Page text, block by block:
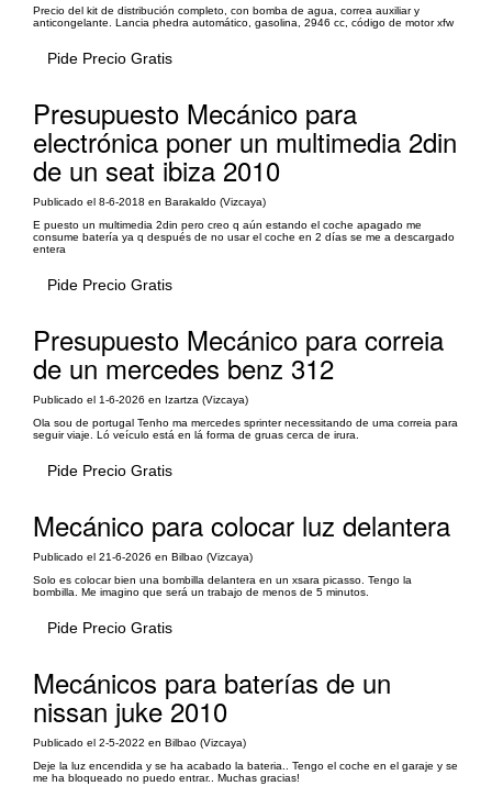
Precio del kit de distribución completo, con bomba de agua, correa auxiliar y
anticongelante. Lancia phedra automático, gasolina, 2946 cc, código de motor xfw
Pide Precio Gratis
Presupuesto Mecánico para
electrónica poner un multimedia 2din
de un seat ibiza 2010
Publicado el 8-6-2018 en Barakaldo (Vizcaya)
E puesto un multimedia 2din pero creo q aún estando el coche apagado me
consume batería ya q después de no usar el coche en 2 días se me a descargado
entera
Pide Precio Gratis
Presupuesto Mecánico para correia
de un mercedes benz 312
Publicado el 1-6-2026 en Izartza (Vizcaya)
Ola sou de portugal Tenho ma mercedes sprinter necessitando de uma correia para
seguir viaje. Ló veículo está en lá forma de gruas cerca de irura.
Pide Precio Gratis
Mecánico para colocar luz delantera
Publicado el 21-6-2026 en Bilbao (Vizcaya)
Solo es colocar bien una bombilla delantera en un xsara picasso. Tengo la
bombilla. Me imagino que será un trabajo de menos de 5 minutos.
Pide Precio Gratis
Mecánicos para baterías de un
nissan juke 2010
Publicado el 2-5-2022 en Bilbao (Vizcaya)
Deje la luz encendida y se ha acabado la bateria.. Tengo el coche en el garaje y se
me ha bloqueado no puedo entrar.. Muchas gracias!